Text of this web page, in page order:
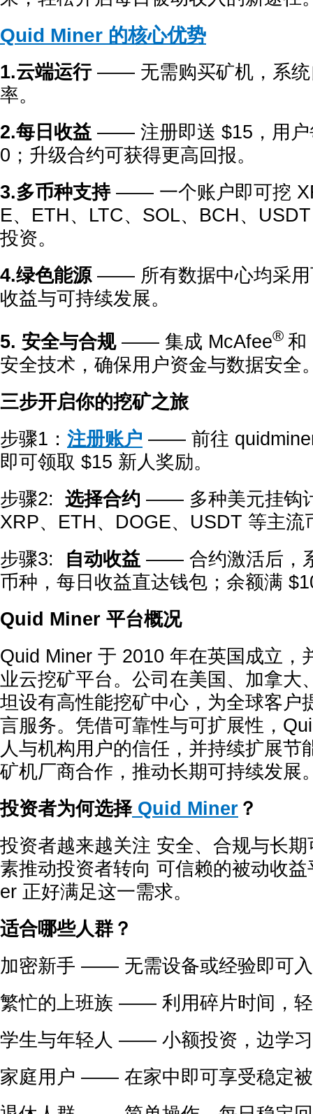
Quid Miner 的核心优势
1.云端运行 —— 无需购买矿机，系统
率。
2.每日收益 —— 注册即送 $15，用户
0；升级合约可获得更高回报。
3.多币种支持 —— 一个账户即可挖
E、ETH、LTC、SOL、BCH、
投资。
4.绿色能源—— 所有数据中心均采用
收益与可持续发展。
5. 安全与合规—— 集成 McAfee® 和
安全技术，确保用户资金与数据安全
三步开启你的挖矿之旅
步骤1： 注册账户 —— 前往
即可领取 $15 新人奖励。
步骤2: 选择合约 —— 多种美元挂钩
XRP、ETH、DOGE、USDT 等主流
步骤3: 自动收益 —— 合约激活后，
币种，每日收益直达钱包；余额满
Quid Miner 平台概况
Quid Miner 于 2010 年在英国成立，
业云挖矿平台。公司在美国、加拿大
坦设有高性能挖矿中心，为全球客户
言服务。凭借可靠性与可扩展性，
人与机构用户的信任，并持续扩展节
矿机厂商合作，推动长期可持续发展
投资者为何选择Quid Miner ？
投资者越来越关注 安全、合规与长
素推动投资者转向 可信赖的被动收
er 正好满足这一需求。
适合哪些人群？
加密新手 —— 无需设备或经验即可
繁忙的上班族 —— 利用碎片时间，
学生与年轻人 —— 小额投资，边学
家庭用户 —— 在家中即可享受稳定